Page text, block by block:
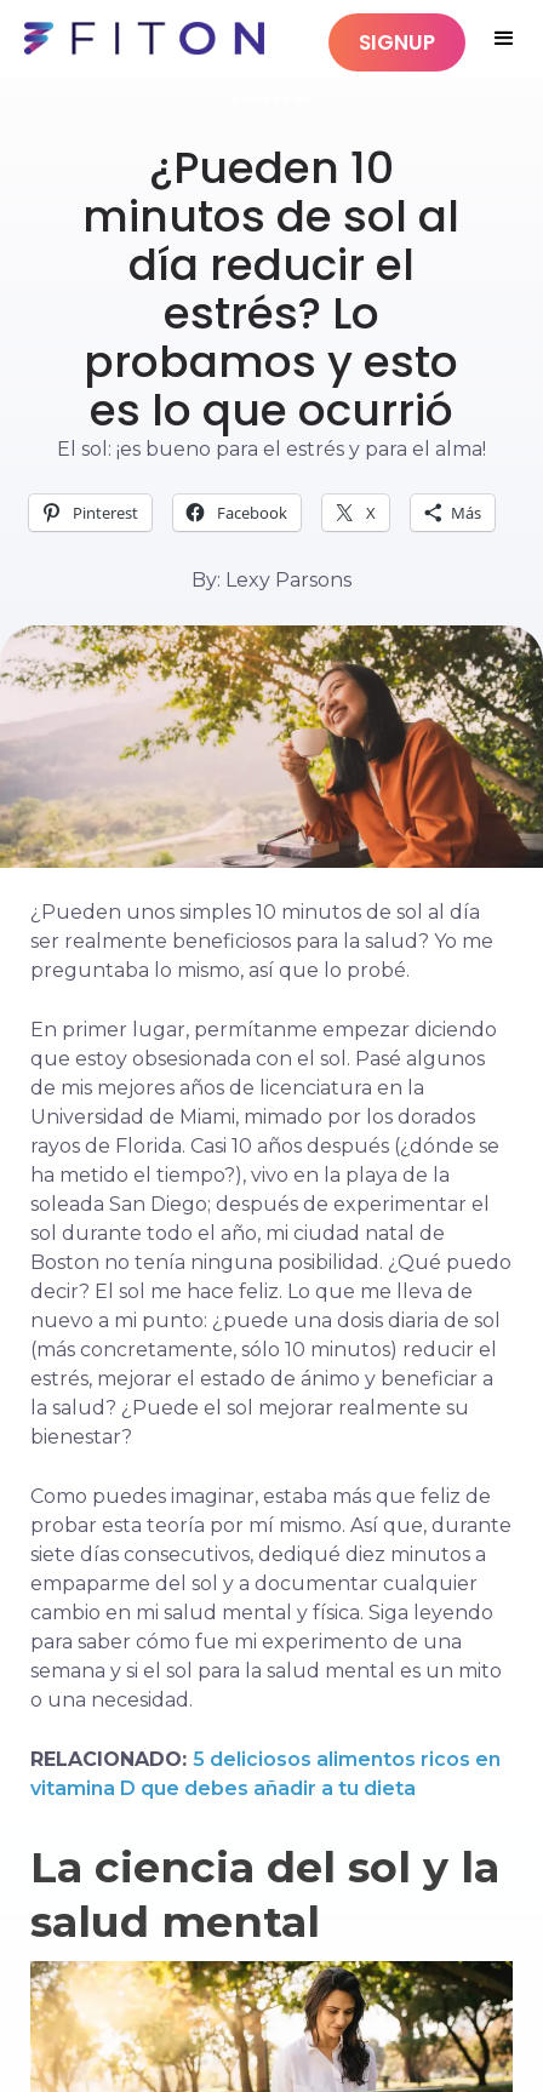
SIGNUP
¿Pueden 10
minutos de sol al
día reducir el
estrés? Lo
probamos y esto
es lo que ocurrió
El sol: ¡es bueno para el estrés y para el alma!
Pinterest Facebook X Más
By: Lexy Parsons
¿Pueden unos simples 10 minutos de sol al día
ser realmente beneficiosos para la salud? Yo me
preguntaba lo mismo, así que lo probé.
En primer lugar, permítanme empezar diciendo
que estoy obsesionada con el sol. Pasé algunos
de mis mejores años de licenciatura en la
Universidad de Miami, mimado por los dorados
rayos de Florida. Casi 10 años después (¿dónde se
ha metido el tiempo?), vivo en la playa de la
soleada San Diego; después de experimentar el
sol durante todo el año, mi ciudad natal de
Boston no tenía ninguna posibilidad. ¿Qué puedo
decir? El sol me hace feliz. Lo que me lleva de
nuevo a mi punto: ¿puede una dosis diaria de sol
(más concretamente, sólo 10 minutos) reducir el
estrés, mejorar el estado de ánimo y beneficiar a
la salud? ¿Puede el sol mejorar realmente su
bienestar?
Como puedes imaginar, estaba más que feliz de
probar esta teoría por mí mismo. Así que, durante
siete días consecutivos, dediqué diez minutos a
empaparme del sol y a documentar cualquier
cambio en mi salud mental y física. Siga leyendo
para saber cómo fue mi experimento de una
semana y si el sol para la salud mental es un mito
o una necesidad.
RELACIONADO: 5 deliciosos alimentos ricos en
vitamina D que debes añadir a tu dieta
La ciencia del sol y la
salud mental